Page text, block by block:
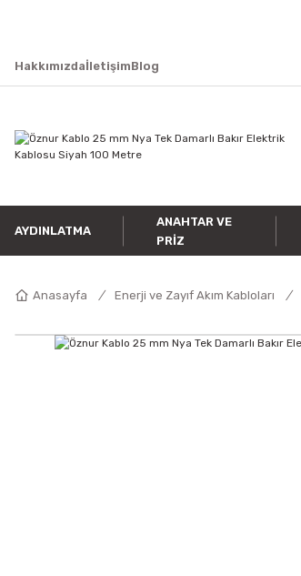
HakkımızdaİletişimBlog
AYDINLATMA
ANAHTAR VE
PRIZ
Anasayfa Enerji ve Zayıf Akım Kabloları